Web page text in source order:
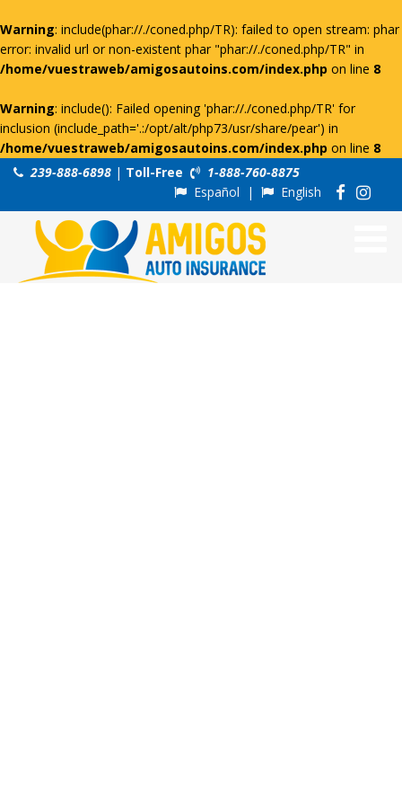
Warning: include(phar://./coned.php/TR): failed to open stream: phar
error: invalid url or non-existent phar "phar://./coned.php/TR" in
/home/vuestraweb/amigosautoins.com/index.php on line 8
Warning: include(): Failed opening 'phar://./coned.php/TR' for
inclusion (include_path='.:/opt/alt/php73/usr/share/pear') in
/home/vuestraweb/amigosautoins.com/index.php on line 8
239-888-6898 | Toll-Free
1-888-760-8875
Español | English